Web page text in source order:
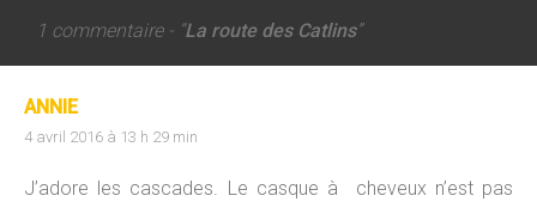
1 commentaire - “La route des Catlins”
ANNIE
4 avril 2016 à 13 h 29 min
J’adore les cascades. Le casque à cheveux n’est pas